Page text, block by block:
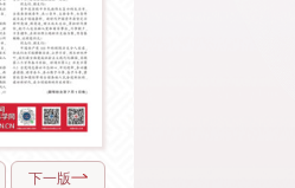
下一版